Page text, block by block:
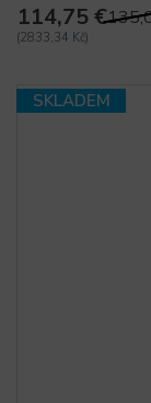
114,75 €
(2833,34 Kč)
SKLADEM